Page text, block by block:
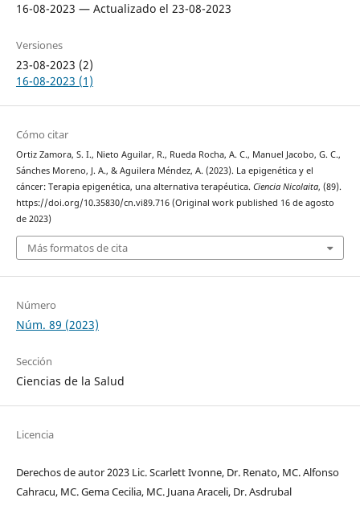
16-08-2023 — Actualizado el 23-08-2023
Versiones
23-08-2023 (2)
16-08-2023 (1)
Cómo citar
Ortiz Zamora, S. I., Nieto Aguilar, R., Rueda Rocha, A. C., Manuel Jacobo, G. C.,
Sánches Moreno, J. A., & Aguilera Méndez, A. (2023). La epigenética y el
cáncer: Terapia epigenética, una alternativa terapéutica. Ciencia Nicolaita, (89).
https://doi.org/10.35830/cn.vi89.716 (Original work published 16 de agosto
de 2023)
Más formatos de cita
Número
Núm. 89 (2023)
Sección
Ciencias de la Salud
Licencia
Derechos de autor 2023 Lic. Scarlett Ivonne, Dr. Renato, MC. Alfonso
Cahracu, MC. Gema Cecilia, MC. Juana Araceli, Dr. Asdrubal